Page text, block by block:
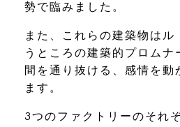
勢で臨みました。
また、これらの建築物はル
うところの建築的プロムナ
間を通り抜ける、感情を動
ます。
3つのファクトリーのそれ